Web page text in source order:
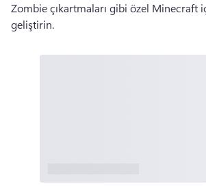
Zombie çıkartmaları gibi özel Minecraft
geliştirin.